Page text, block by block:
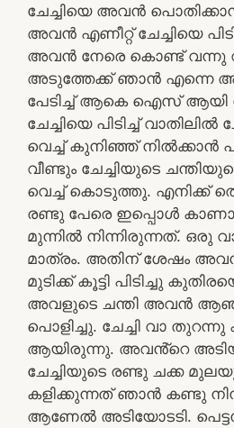
ചേച്ചിയെ അവൻ
അവൻ എണീറ്റ് ചേച്ചിയെ
അവൻ നേരെ കൊണ്ട് വന്നു
അടുത്തേക്ക് ഞാൻ എന്നെ
പേടിച്ച് ആകെ ഐസ് ആയി
ചേച്ചിയെ പിടിച്ച്
വെച്ച് കുനിഞ്ഞ്
വീണ്ടും ചേച്ചിയുടെ
വെച്ച് കൊടുത്തു. എനിക്ക്
രണ്ടു പേരെ ഇപ്പൊൾ
മുന്നിൽ നിന്നിരുന്നത്. ഒരു
മാത്രം. അതിന് ശേഷം
മുടിക്ക് കൂട്ടി പിടിച്ചു
അവളുടെ ചന്തി അവൻ
പൊളിച്ചു. ചേച്ചി വാ തുറന്നു
ആയിരുന്നു. അവൻ്റെ
ചേച്ചിയുടെ രണ്ടു ചക്ക
കളിക്കുന്നത് ഞാൻ കണ്ടു
ആണേൽ അടിയോടടി.